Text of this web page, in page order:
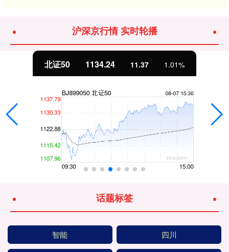
沪深京行情 实时轮播
北证50 1134.24 11.37 1.01%
话题标签
智能 四川